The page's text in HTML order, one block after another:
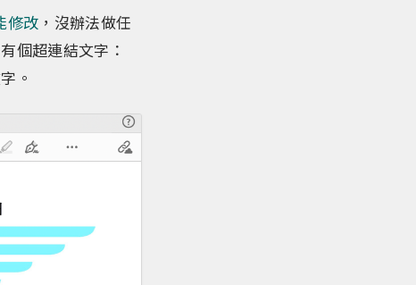
修改 ，沒辦法做任
個超連結文字：
。